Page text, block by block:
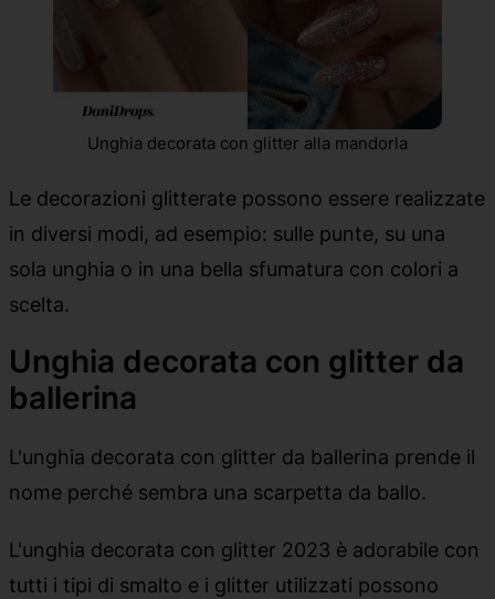
Unghia decorata con glitter alla mandorla
Le decorazioni glitterate possono essere realizzate
in diversi modi, ad esempio: sulle punte, su una
sola unghia o in una bella sfumatura con colori a
scelta.
Unghia decorata con glitter da
ballerina
L'unghia decorata con glitter da ballerina prende il
nome perché sembra una scarpetta da ballo.
L'unghia decorata con glitter 2023 è adorabile con
tutti i tipi di smalto e i glitter utilizzati possono